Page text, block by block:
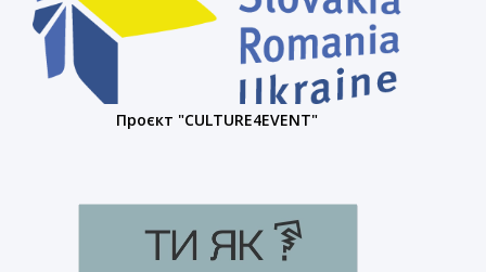
Проєкт "CULTURE4EVENT"